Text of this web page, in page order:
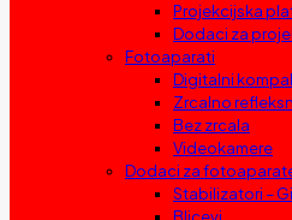
Projekcijska
Dodaci za
Fotoaparati
Digitalni
Zrcalno
Bez zrcala
Videokamere
Dodaci za
Stabilizatori –